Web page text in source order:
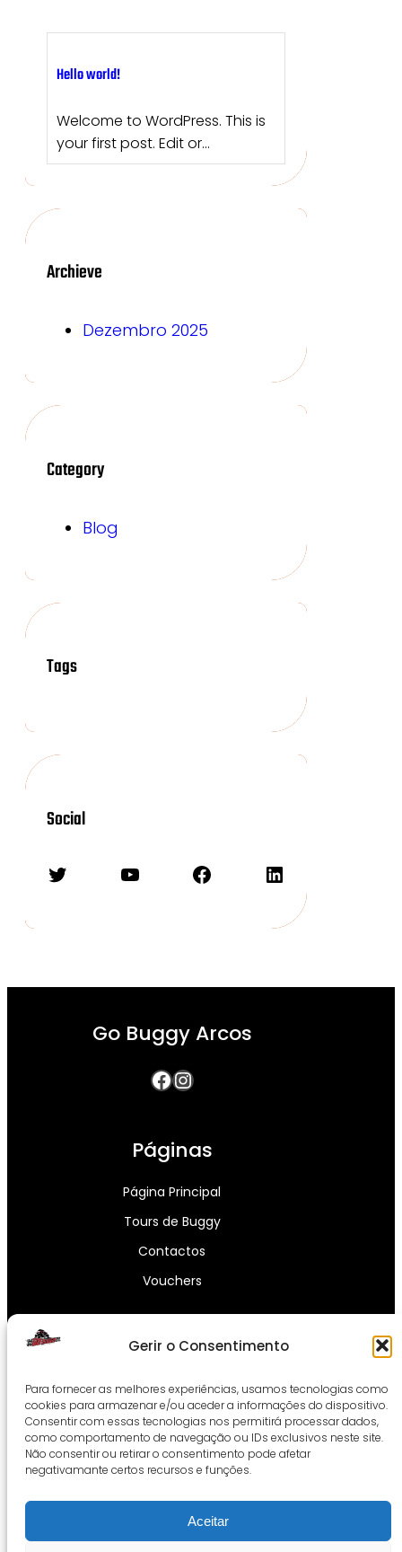
Gerir o Consentimento
Para fornecer as melhores experiências, usamos tecnologias como
cookies para armazenar e/ou aceder a informações do dispositivo.
Consentir com essas tecnologias nos permitirá processar dados,
como comportamento de navegação ou IDs exclusivos neste site.
Não consentir ou retirar o consentimento pode afetar
negativamante certos recursos e funções.
Aceitar
Hello world!
Welcome to WordPress. This is
your first post. Edit or…
Archieve
Dezembro 2025
Category
Blog
Tags
Social
Twitter YouTube Facebook LinkedIn
Go Buggy Arcos
Facebook Instagram
Páginas
Página Principal
Tours de Buggy
Contactos
Vouchers
Contatos
Endereço: Caminho de Nunide Nº86 4970-
071Arcosde Valdevez
Telemóvel: +351 934 142 058
Email: gobuggyarcos@gmail.com